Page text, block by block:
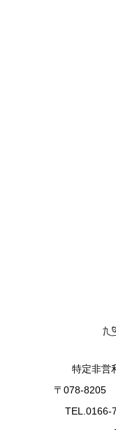
特定非営
〒078-8205
TEL.0166-